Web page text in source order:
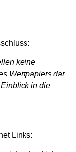
keine
Wertpapiers dar.
in die
Links: